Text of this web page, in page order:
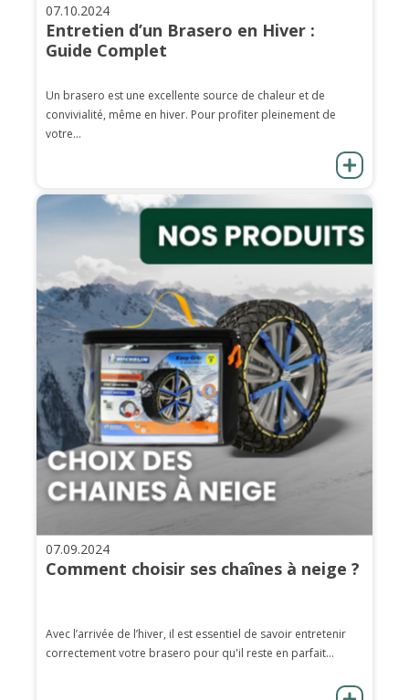
07.10.2024
Entretien d’un Brasero en Hiver :
Guide Complet
Un brasero est une excellente source de chaleur et de
convivialité, même en hiver. Pour profiter pleinement de
votre...
07.09.2024
Comment choisir ses chaînes à neige ?
Avec l’arrivée de l’hiver, il est essentiel de savoir entretenir
correctement votre brasero pour qu'il reste en parfait...